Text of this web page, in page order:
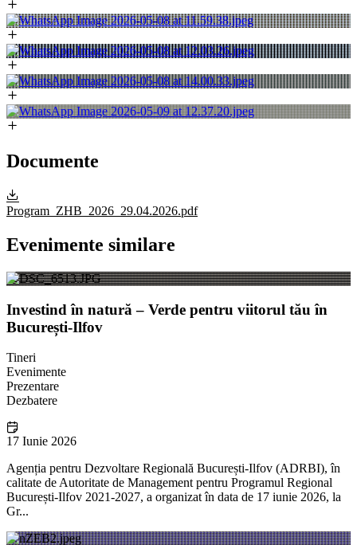
Documente
Program_ZHB_2026_29.04.2026.pdf
Evenimente similare
Investind în natură – Verde pentru viitorul tău în
București-Ilfov
Tineri
Evenimente
Prezentare
Dezbatere
17 Iunie 2026
Agenția pentru Dezvoltare Regională București-Ilfov (ADRBI), în
calitate de Autoritate de Management pentru Programul Regional
București-Ilfov 2021-2027, a organizat în data de 17 iunie 2026, la
Gr...